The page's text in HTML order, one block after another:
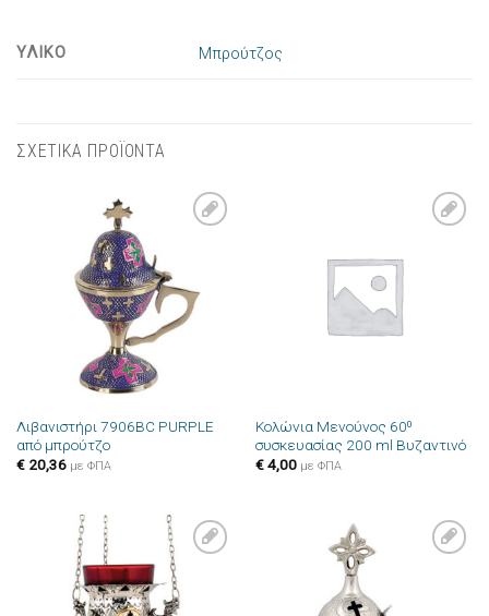
ΥΛΙΚΟ Μπρούτζος
ΣΧΕΤΙΚΑ ΠΡΟΪΟΝΤΑ
επιθυμιών
Λιβανιστήρι 7906BC PURPLE
από μπρούτζο
€20,36 με ΦΠΑ
στην λίστα
Κολώνια Μενούνος 60⁰
συσκευασίας 200 ml Βυζαντινό
€4,00 με ΦΠΑ
Πρόσθήκη
στην λίστα
επιθυμιών